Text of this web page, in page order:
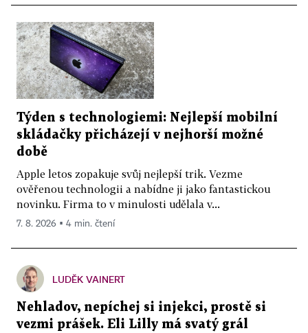
Týden s technologiemi: Nejlepší mobilní
skládačky přicházejí v nejhorší možné
době
Apple letos zopakuje svůj nejlepší trik. Vezme
ověřenou technologii a nabídne ji jako fantastickou
novinku. Firma to v minulosti udělala v...
7. 8. 2026 ▪ 4 min. čtení
LUDĚK VAINERT
Nehladov, nepíchej si injekci, prostě si
vezmi prášek. Eli Lilly má svatý grál